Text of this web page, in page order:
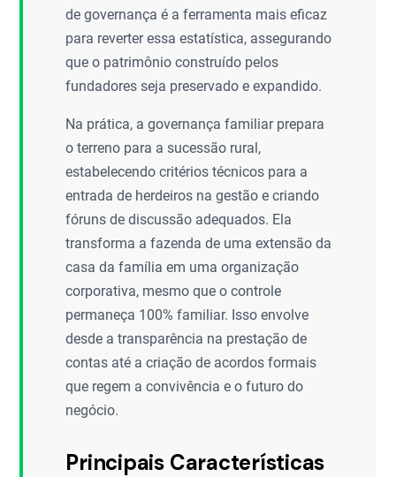
de governança é a ferramenta mais eficaz
para reverter essa estatística, assegurando
que o patrimônio construído pelos
fundadores seja preservado e expandido.
Na prática, a governança familiar prepara
o terreno para a sucessão rural,
estabelecendo critérios técnicos para a
entrada de herdeiros na gestão e criando
fóruns de discussão adequados. Ela
transforma a fazenda de uma extensão da
casa da família em uma organização
corporativa, mesmo que o controle
permaneça 100% familiar. Isso envolve
desde a transparência na prestação de
contas até a criação de acordos formais
que regem a convivência e o futuro do
negócio.
Principais Características